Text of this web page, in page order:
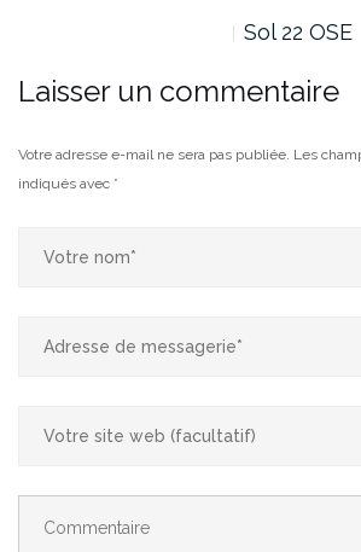
Laisser un commentaire
Votre adresse e-mail ne sera pas publiée. Les
indiqués avec *